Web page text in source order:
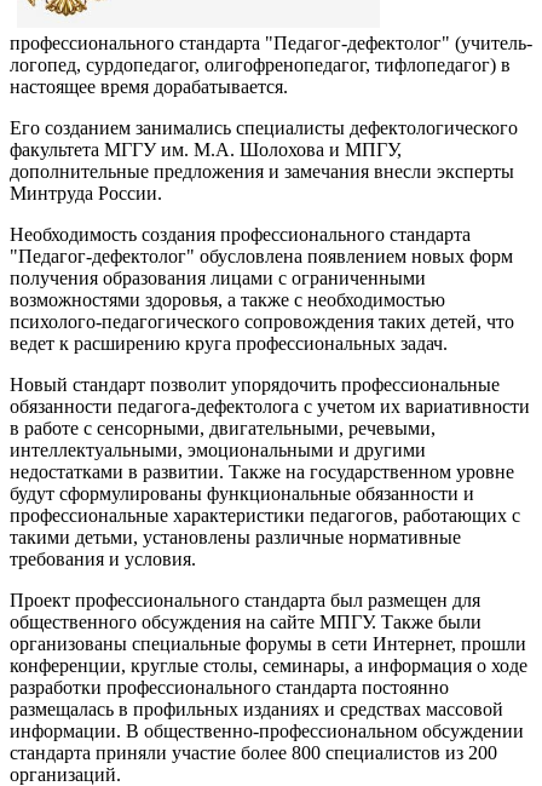
профессионального стандарта "Педагог-дефектолог" (учитель-
логопед, сурдопедагог, олигофренопедагог, тифлопедагог) в
настоящее время дорабатывается.
Его созданием занимались специалисты дефектологического
факультета МГГУ им. М.А. Шолохова и МПГУ,
дополнительные предложения и замечания внесли эксперты
Минтруда России.
Необходимость создания профессионального стандарта
"Педагог-дефектолог" обусловлена появлением новых форм
получения образования лицами с ограниченными
возможностями здоровья, а также с необходимостью
психолого-педагогического сопровождения таких детей, что
ведет к расширению круга профессиональных задач.
Новый стандарт позволит упорядочить профессиональные
обязанности педагога-дефектолога с учетом их вариативности
в работе с сенсорными, двигательными, речевыми,
интеллектуальными, эмоциональными и другими
недостатками в развитии. Также на государственном уровне
будут сформулированы функциональные обязанности и
профессиональные характеристики педагогов, работающих с
такими детьми, установлены различные нормативные
требования и условия.
Проект профессионального стандарта был размещен для
общественного обсуждения на сайте МПГУ. Также были
организованы специальные форумы в сети Интернет, прошли
конференции, круглые столы, семинары, а информация о ходе
разработки профессионального стандарта постоянно
размещалась в профильных изданиях и средствах массовой
информации. В общественно-профессиональном обсуждении
стандарта приняли участие более 800 специалистов из 200
организаций.